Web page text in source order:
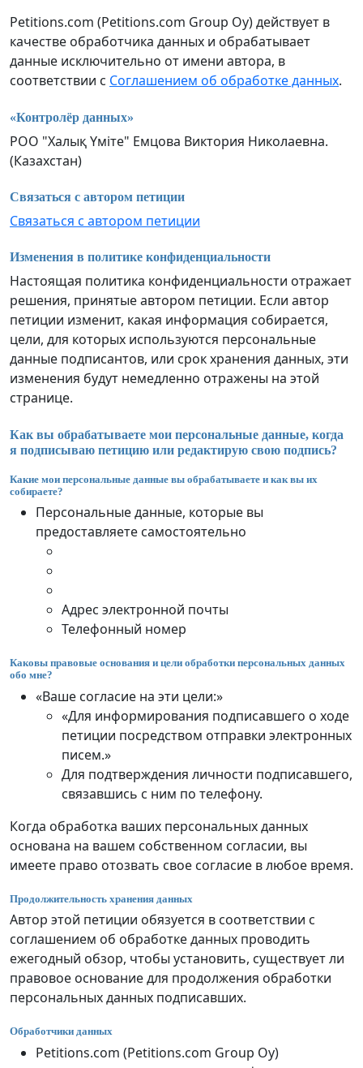
Petitions.com (Petitions.com Group Oy) действует в
качестве обработчика данных и обрабатывает
данные исключительно от имени автора, в
соответствии с Соглашением об обработке данных.
«Контролёр данных»
РОО "Халық Үміте" Емцова Виктория Николаевна.
(Казахстан)
Связаться с автором петиции
Связаться с автором петиции
Изменения в политике конфиденциальности
Настоящая политика конфиденциальности отражает
решения, принятые автором петиции. Если автор
петиции изменит, какая информация собирается,
цели, для которых используются персональные
данные подписантов, или срок хранения данных, эти
изменения будут немедленно отражены на этой
странице.
Как вы обрабатываете мои персональные данные, когда
я подписываю петицию или редактирую свою подпись?
Какие мои персональные данные вы обрабатываете и как вы их
собираете?
Персональные данные, которые вы
предоставляете самостоятельно
Адрес электронной почты
Телефонный номер
Каковы правовые основания и цели обработки персональных данных
обо мне?
«Ваше согласие на эти цели:»
«Для информирования подписавшего о ходе
петиции посредством отправки электронных
писем.»
Для подтверждения личности подписавшего,
связавшись с ним по телефону.
Когда обработка ваших персональных данных
основана на вашем собственном согласии, вы
имеете право отозвать свое согласие в любое время.
Продолжительность хранения данных
Автор этой петиции обязуется в соответствии с
соглашением об обработке данных проводить
ежегодный обзор, чтобы установить, существует ли
правовое основание для продолжения обработки
персональных данных подписавших.
Обработчики данных
Petitions.com (Petitions.com Group Oy)